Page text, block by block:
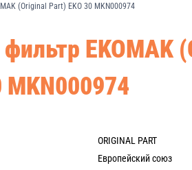
(Original Part) EKO 30 MKN000974
EKOMAK
MKN000974
ORIGINAL PART
Европейский союз